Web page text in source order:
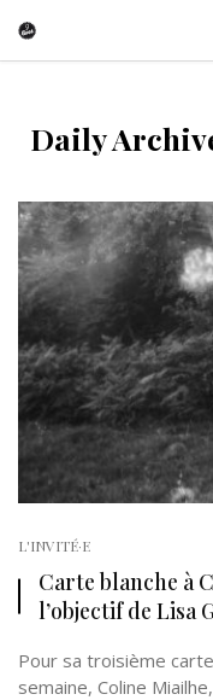
Daily
L'INVITÉ·E
Carte blanche à
l’objectif de Lisa
Pour sa troisième
semaine, Coline